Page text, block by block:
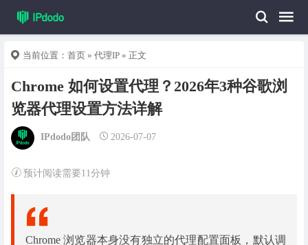
当前位置： 首页 » 代理IP » 正文
Chrome 如何设置代理？2026年3种谷歌浏
览器代理设置方法详解
IPdodo团队 2026-07-07
预计阅读需要11分钟
Chrome 浏览器本身没有独立的代理配置面板，默认调